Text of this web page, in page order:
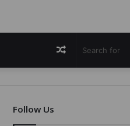
Random
Follow Us